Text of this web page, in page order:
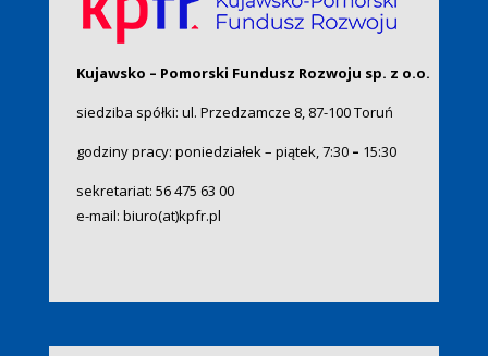
Kujawsko – Pomorski Fundusz Rozwoju sp. z o.o.
siedziba spółki: ul. Przedzamcze 8, 87-100 Toruń
godziny pracy: poniedziałek – piątek, 7:30– 15:30
sekretariat: 56 475 63 00
e-mail: biuro(at)kpfr.pl